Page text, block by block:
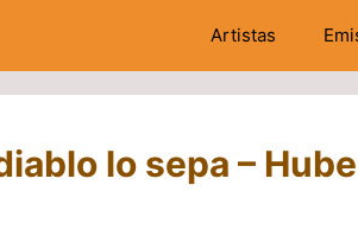
Artistas
lo sepa –